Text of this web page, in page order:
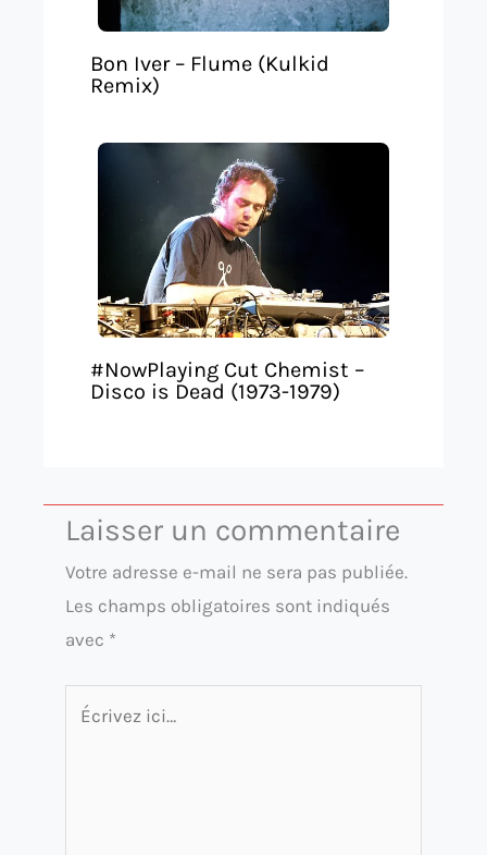
Bon Iver – Flume (Kulkid
Remix)
#NowPlaying Cut Chemist –
Disco is Dead (1973-1979)
Laisser un commentaire
Votre adresse e-mail ne sera pas publiée.
Les champs obligatoires sont indiqués
avec *
Écrivez